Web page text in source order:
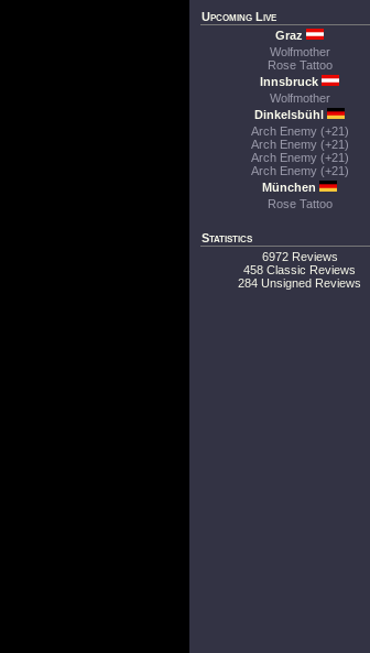
Upcoming Live
Graz
Wolfmother
Rose Tattoo
Innsbruck
Wolfmother
Dinkelsbühl
Arch Enemy (+21)
Arch Enemy (+21)
Arch Enemy (+21)
Arch Enemy (+21)
München
Rose Tattoo
Statistics
6972 Reviews
458 Classic Reviews
284 Unsigned Reviews